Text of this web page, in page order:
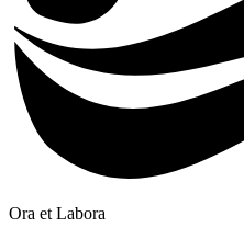
Ora et Labora